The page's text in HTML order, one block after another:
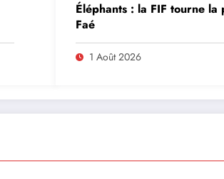
Éléphants : la FIF tourne la
Faé
1 Août 2026